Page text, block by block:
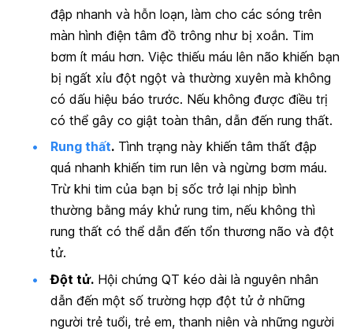
đập nhanh và hỗn loạn, làm cho các sóng trên
màn hình điện tâm đồ trông như bị xoắn. Tim
bơm ít máu hơn. Việc thiếu máu lên não khiến bạn
bị ngất xỉu đột ngột và thường xuyên mà không
có dấu hiệu báo trước. Nếu không được điều trị
có thể gây co giật toàn thân, dẫn đến rung thất.
Rung thất. Tình trạng này khiến tâm thất đập
quá nhanh khiến tim run lên và ngừng bơm máu.
Trừ khi tim của bạn bị sốc trở lại nhịp bình
thường bằng máy khử rung tim, nếu không thì
rung thất có thể dẫn đến tổn thương não và đột
tử.
Đột tử. Hội chứng QT kéo dài là nguyên nhân
dẫn đến một số trường hợp đột tử ở những
người trẻ tuổi, trẻ em, thanh niên và những người